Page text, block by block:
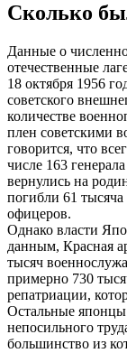
Сколько
Данные о
отечественные
18 октября 1956
советского
количестве
плен советскими
говорится, что
числе 163
вернулись на
погибли 61 тысяча
офицеров.
Однако власти
данным, Красная
тысяч
примерно 730
репатриации,
Остальные японцы
непосильного
большинство из